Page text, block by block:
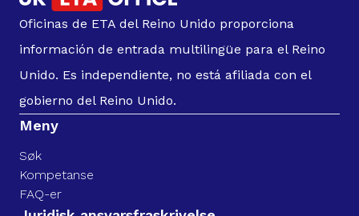
Oficinas de ETA del Reino Unido proporciona
información de entrada multilingüe para el Reino
Unido. Es independiente, no está afiliada con el
gobierno del Reino Unido.
Meny
Søk
Kompetanse
FAQ-er